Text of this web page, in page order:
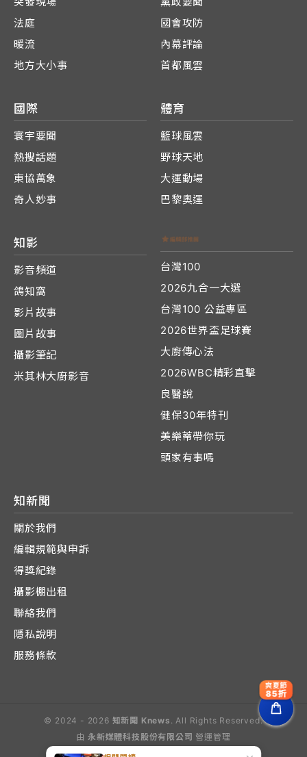
法庭
暖流
地方大小事
國會攻防
內幕評論
首都風雲
國際
寰宇要聞
熱搜話題
東協萬象
奇人妙事
體育
籃球風雲
野球天地
大運動場
巴黎奧運
知影
影音頻道
鴿知窩
影片故事
圖片故事
攝影筆記
米其林大廚影音
台灣100
2026九合一大選
台灣100 公益專區
2026世界盃足球賽
大廚傳心法
2026WBC精彩直擊
良醫說
健保30年特刊
美樂蒂帶你玩
頭家有事嗎
知新聞
關於我們
編輯規範與申訴
得獎紀錄
攝影棚出租
聯絡我們
隱私說明
服務條款
© 2024 - 2026 知新聞 Knews . All Rights Reserved.
由 永新媒體科技股份有限公司 營運管理
爽夏節
85折